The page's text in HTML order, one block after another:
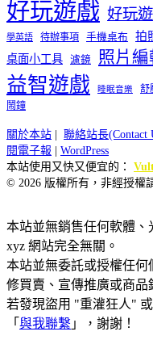
好玩遊戲 好玩
學英語 待辦事項 手機桌布 拍
桌面小工具 濾鏡 照片編
益智遊戲 睡眠音樂 舒
鬧鐘
關於本站 | 聯絡站長(Contact
閱電子報 | WordPress
本站使用又快又便宜的：
© 2026 版權所有，非經授權
本站並無銷售任何軟體
xyz 網站完全無關。
本站並無委託或授權任
修買賣、宣傳推廣或商品
若發現盜用 "重灌狂人"
「 與我聯繫 」，謝謝！